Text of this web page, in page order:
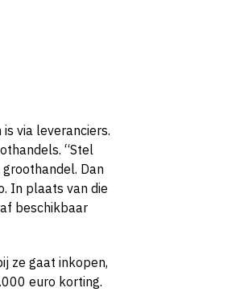
via leveranciers.
“Stel
Dan
In plaats van die
beschikbaar
ze gaat inkopen,
euro korting.